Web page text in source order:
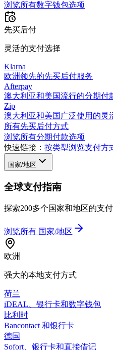
浏览所有数字钱包选项
先买后付
灵活的支付选择
Klarna
欧洲领先的先买后付服务
Afterpay
澳大利亚和美国流行的分期付
Zip
澳大利亚和美国广泛使用的灵
所有先买后付方式
浏览所有分期付款选项
快速链接： 按类型浏览支付方
国家/地区
全球支付指南
探索200多个国家和地区的支
浏览所有 国家/地区
欧洲
强大的本地支付方式
荷兰
iDEAL、银行卡和数字钱包
比利时
Bancontact 和银行卡
德国
Sofort、银行卡和直接借记